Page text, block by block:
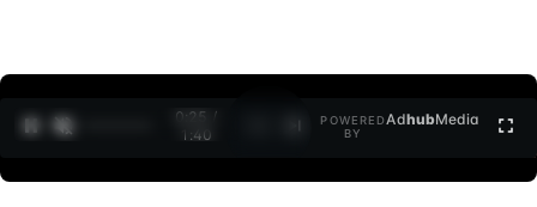
0:26 /
1:40
POWERED
BY
AdhubMedia